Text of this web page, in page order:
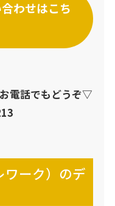
わせはこち
電話でもどうぞ▽
ワーク）のデ